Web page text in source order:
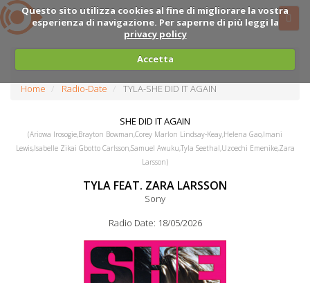
Questo sito utilizza cookies al fine di migliorare la vostra
esperienza di navigazione. Per saperne di più leggi la
privacy policy
Accetta
Home Radio-Date TYLA-SHE DID IT AGAIN
SHE DID IT AGAIN
(Ariowa Irosogie,Brayton Bowman,Corey Marlon Lindsay-Keay,Helena Gao,Imani
Lewis,Isabelle Zikai Gbotto Carlsson,Samuel Awuku,Tyla Seethal,Uzoechi Emenike,Zara
Larsson)
TYLA FEAT. ZARA LARSSON
Sony
Radio Date: 18/05/2026